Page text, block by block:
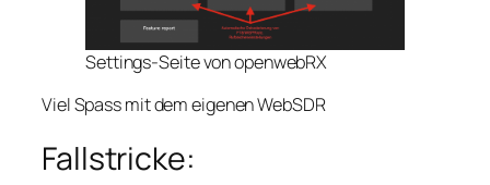
Settings-Seite von openwebRX
Viel Spass mit dem eigenen WebSDR
Fallstricke: